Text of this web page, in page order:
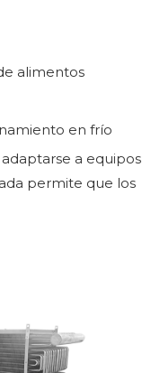
alimentos
en frío
a equipos
permite que los